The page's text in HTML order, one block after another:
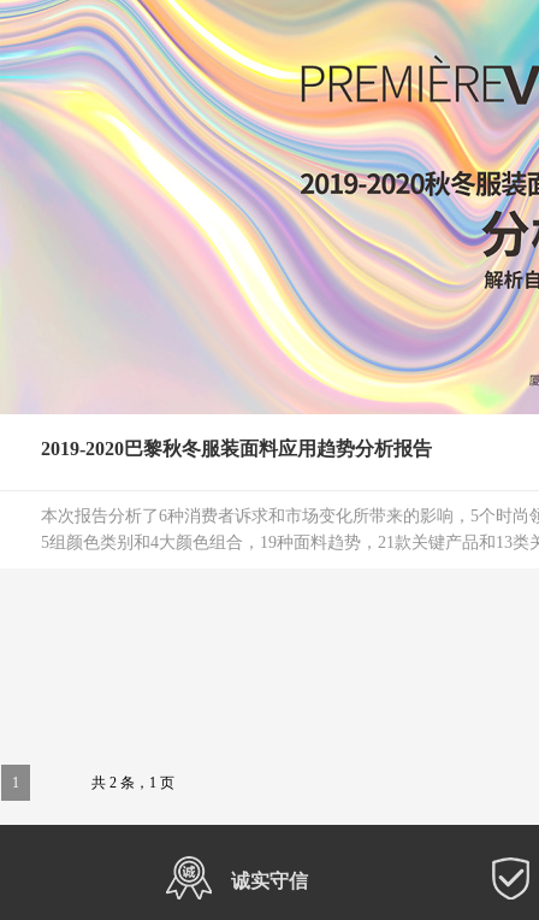
2019-2020巴黎秋冬服装面料应用趋势分析报告
本次报告分析了6种消费者诉求和市场变化所带来的影响，5个时尚
5组颜色类别和4大颜色组合，19种面料趋势，21款关键产品和13类
1 共 2 条，1 页
诚实守信